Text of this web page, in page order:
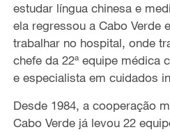
estudar língua chinesa e
ela regressou a Cabo Verde
trabalhar no hospital, onde
chefe da 22ª equipe médica
e especialista em cuidados
Desde 1984, a cooperação
Cabo Verde já levou 22